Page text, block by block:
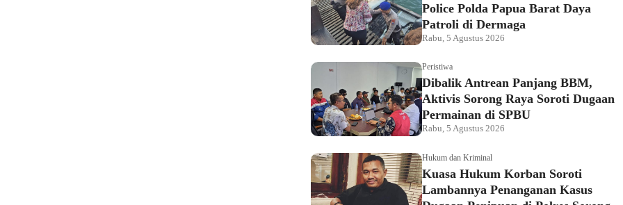
Police Polda Papua Barat Daya
Patroli di Dermaga
Rabu, 5 Agustus 2026
Peristiwa
Dibalik Antrean Panjang BBM,
Aktivis Sorong Raya Soroti Dugaan
Permainan di SPBU
Rabu, 5 Agustus 2026
Hukum dan Kriminal
Kuasa Hukum Korban Soroti
Lambannya Penanganan Kasus